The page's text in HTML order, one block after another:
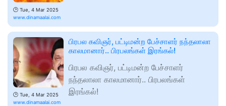
🕑 Tue, 4 Mar 2025
www.dinamaalai.com
🕑 Tue, 4 Mar 2025
www.dinamaalai.com
பிரபல கவிஞர், பட்டிமன்ற பேச்சாளர் நந்தலாலா
காலமானார்.. பிரபலங்கள் இரங்கல்!
பிரபல கவிஞர், பட்டிமன்ற பேச்சாளர்
நந்தலாலா காலமானார்.. பிரபலங்கள்
இரங்கல்!